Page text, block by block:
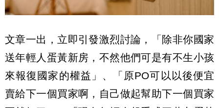
文章一出，立即引發激烈討論，「除非你國家
送年輕人蛋黃新房，不然他們可是有不生小孩
來報復國家的權益」、「原PO可以以後便宜
賣給下一個買家啊，自己做起幫助下一個買家